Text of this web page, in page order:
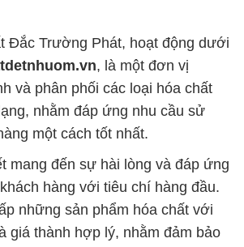
Đắc Trường Phát, hoạt động dưới
, là một đơn vị
và phân phối các loại hóa chất
nhằm đáp ứng nhu cầu sử
một cách tốt nhất.
mang đến sự hài lòng và đáp ứng
hàng với tiêu chí hàng đầu.
những sản phẩm hóa chất với
giá thành hợp lý, nhằm đảm bảo